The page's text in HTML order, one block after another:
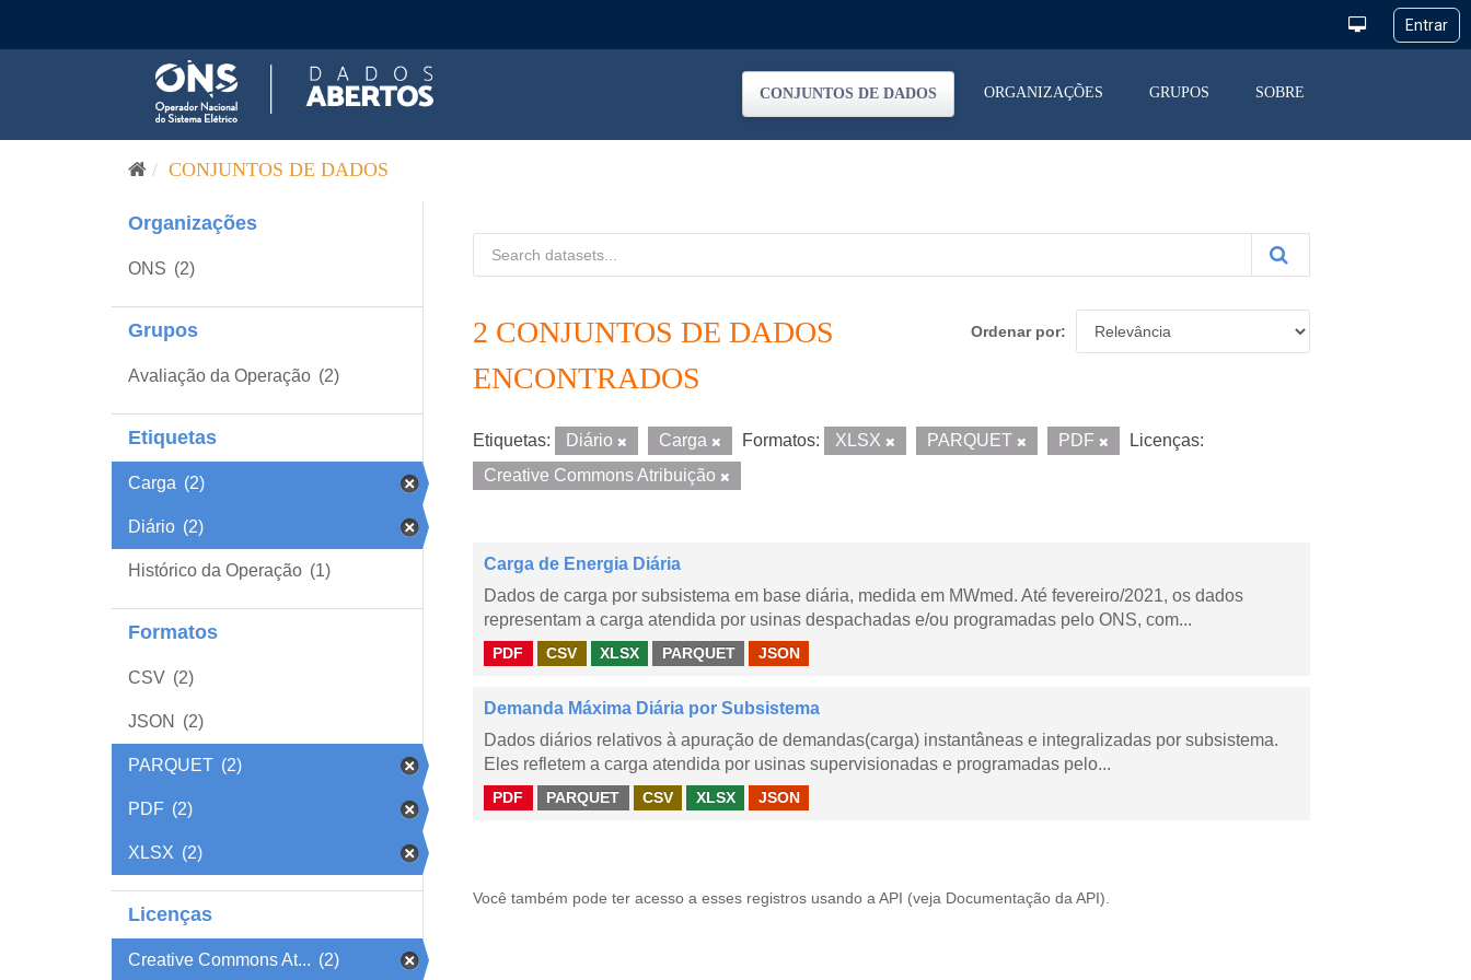
CONJUNTOS DE DADOS ORGANIZAÇÕES GRUPOS SOBRE
CONJUNTOS DE DADOS
Organizações
ONS (2)
Grupos
Avaliação da Operação (2)
Etiquetas
Carga (2)
Diário (2)
Histórico da Operação (1)
Formatos
CSV (2)
JSON (2)
PARQUET (2)
PDF (2)
XLSX (2)
Licenças
Creative Commons At... (2)
Ordenar por
2 CONJUNTOS DE DADOS
ENCONTRADOS
Etiquetas: Diário Carga Formatos: XLSX PARQUET PDF
Licenças:
Creative Commons Atribuição
Carga de Energia Diária
Dados de carga por subsistema em base diária, medida em MWmed. Até fevereiro/2021, os dados
representam a carga atendida por usinas despachadas e/ou programadas pelo ONS, com...
PDF CSV XLSX PARQUET JSON
Demanda Máxima Diária por Subsistema
Dados diários relativos à apuração de demandas(carga) instantâneas e integralizadas por subsistema.
Eles refletem a carga atendida por usinas supervisionadas e programadas pelo...
PDF PARQUET CSV XLSX JSON
Você também pode ter acesso a esses registros usando a API (veja Documentação da API ).